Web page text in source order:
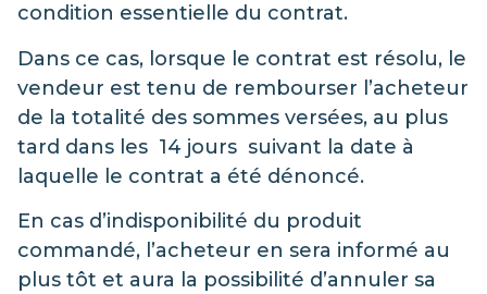
condition essentielle du contrat.
Dans ce cas, lorsque le contrat est résolu, le
vendeur est tenu de rembourser l’acheteur
de la totalité des sommes versées, au plus
tard dans les 14 jours suivant la date à
laquelle le contrat a été dénoncé.
En cas d’indisponibilité du produit
commandé, l’acheteur en sera informé au
plus tôt et aura la possibilité d’annuler sa